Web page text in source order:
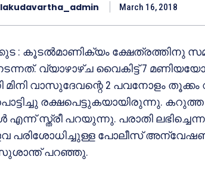
March 16, 2018
: കൂടല്‍മാണിക്യം ക്ഷേത്രത്തിനു
വ്യാഴാഴ്ച വൈകിട്ട് 7
മിനി വാസുദേവന്റെ 2 പവനോളം
രക്ഷപെട്ടുകയായിരുന്നു.
എന്ന് സ്ത്രീ പറയുന്നു. പരാതി
പരിശോധിച്ചുള്ള പോലീസ്
പറഞ്ഞു.